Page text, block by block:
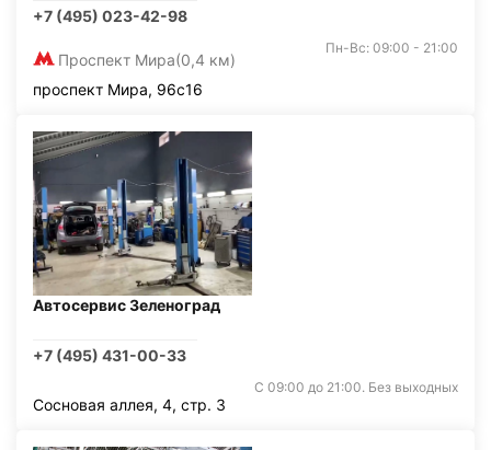
+7 (495) 023-42-98
Проспект Мира(0,4 км)
Пн-Вс: 09:00 - 21:00
проспект Мира, 96с16
Автосервис Зеленоград
+7 (495) 431-00-33
С 09:00 до 21:00. Без выходных
Сосновая аллея, 4, стр. 3